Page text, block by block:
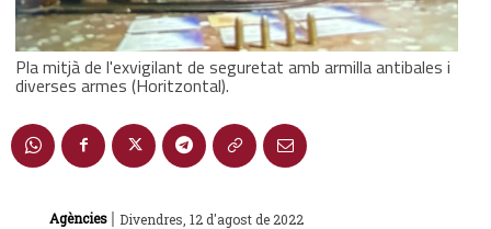
Pla mitjà de l'exvigilant de seguretat amb armilla antibales i
diverses armes (Horitzontal).
Agències | Divendres, 12 d'agost de 2022